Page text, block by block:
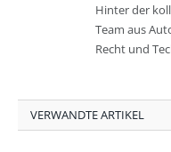
Hinter der
Team aus
Recht und
VERWANDTE ARTIKEL